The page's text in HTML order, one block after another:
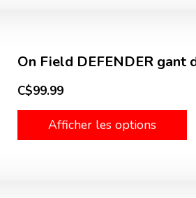
On Field DEFENDER gant
C$99.99
Afficher les options